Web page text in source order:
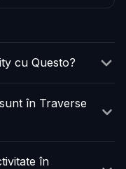
cu Questo?
în Traverse
în